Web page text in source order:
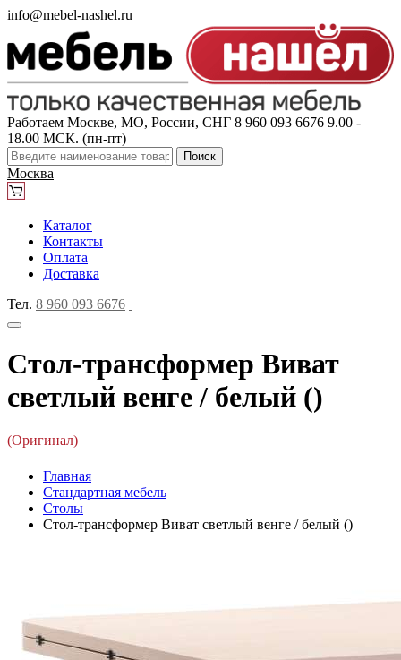
info@mebel-nashel.ru
Работаем Москве, МО, России, СНГ 8 960 093 6676 9.00 -
18.00 МСК. (пн-пт)
Поиск
Москва
Каталог
Контакты
Оплата
Доставка
Тел. 8 960 093 6676
Стол-трансформер Виват
светлый венге / белый ()
(Оригинал)
Главная
Стандартная мебель
Столы
Стол-трансформер Виват светлый венге / белый ()